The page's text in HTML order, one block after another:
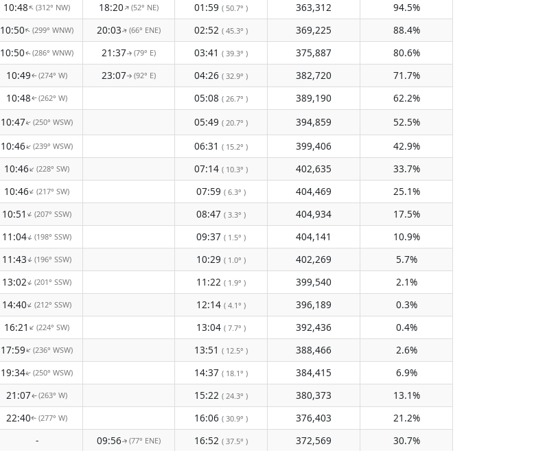
10:48↑(312° NW) 18:20↑(52° NE) 01:59 ( 50.7° ) 363,312
94.5%
10:50↑(299° WNW) 20:03↑(66° ENE) 02:52 ( 45.3° ) 369,225
88.4%
10:50↑(286° WNW) 21:37↑(79° E) 03:41 ( 39.3° ) 375,887
80.6%
10:49↑(274° W) 23:07↑(92° E) 04:26 ( 32.9° ) 382,720
71.7%
10:48↑(262° W) 05:08 ( 26.7° ) 389,190
62.2%
10:47↑(250° WSW) 05:49 ( 20.7° ) 394,859
52.5%
10:46↑(239° WSW) 06:31 ( 15.2° ) 399,406
42.9%
10:46↑(228° SW) 07:14 ( 10.3° ) 402,635
33.7%
10:46↑(217° SW) 07:59 ( 6.3° ) 404,469
25.1%
10:51 ↑(207° SSW) 08:47 ( 3.3° ) 404,934
17.5%
11:04↑ (198° SSW) 09:37 ( 1.5° ) 404,141
10.9%
11:43↑ (196° SSW) 10:29 ( 1.0° ) 402,269
5.7%
13:02↑(201° SSW) 11:22 ( 1.9° ) 399,540
2.1%
14:40↑(212° SSW) 12:14 ( 4.1° ) 396,189
0.3%
16:21↑(224° SW) 13:04 ( 7.7° ) 392,436
0.4%
17:59↑(236° WSW) 13:51 ( 12.5° ) 388,466
2.6%
19:34↑(250° WSW) 14:37 ( 18.1° ) 384,415
6.9%
21:07↑(263° W) 15:22 ( 24.3° ) 380,373
13.1%
22:40↑(277° W) 16:06 ( 30.9° ) 376,403
21.2%
- 09:56↑(77° ENE) 16:52 ( 37.5° ) 372,569
30.7%